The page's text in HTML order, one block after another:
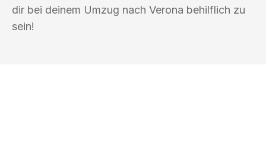
dir bei deinem Umzug nach Verona behilflich zu
sein!